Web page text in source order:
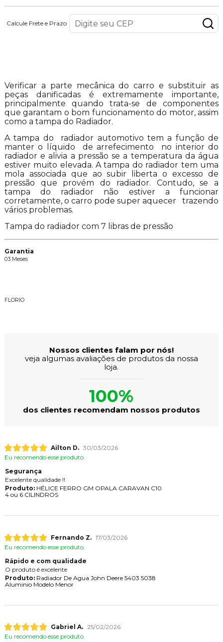
Calcule Frete e Prazo
Verificar a parte mecânica do carro e substituir as
peças danificadas é extremamente importante,
principalmente quando trata-se de componentes
que garantam o bom funcionamento do motor, assim
como a tampa do Radiador.
A tampa do radiador automotivo tem a função de
mantero líquido de arrefecimento no interior do
radiador e alivia a pressão se a temperatura da água
estiver muito elevada. A tampa do radiador tem uma
mola associada que ao subir liberta o excesso de
pressão que provém do radiador. Contudo, se a
tampa do radiador não estiver a funcionar
corretamente, o carro pode super aquecer trazendo
vários problemas.
Tampa do radiador com 7 libras de pressão
Garantia
03 Meses
FLORIO
Nossos clientes falam por nós!
veja algumas avaliações de produtos da nossa
loja.
100%
dos clientes recomendam nossos produtos
Ailton D. 30/03/2026
Eu recomendo esse produto.
Segurança
Excelente qualidade !!
Produto:HÉLICE FERRO GM OPALA CARAVAN C10
4 ou 6 CILINDROS
Fernando Z. 17/03/2026
Eu recomendo esse produto.
Rápido e com qualidade
O produto é excelente
Produto:Radiador De Agua John Deere 5403 5038
Aluminio Modelo Menor
Gabriel A. 25/02/2026
Eu recomendo esse produto.